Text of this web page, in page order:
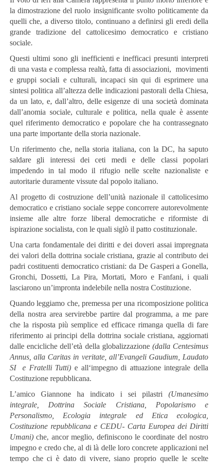
la dimostrazione del ruolo insignificante svolto politicamente da
quelli che, a diverso titolo, continuano a definirsi gli eredi della
grande tradizione del cattolicesimo democratico e cristiano
sociale.
Questi ultimi sono gli inefficienti e inefficaci presunti interpreti
di una vasta e complessa realtà, fatta di associazioni, movimenti
e gruppi sociali e culturali, incapaci sin qui di esprimere una
sintesi politica all’altezza delle indicazioni pastorali della Chiesa,
da un lato, e, dall’altro, delle esigenze di una società dominata
dall’anomia sociale, culturale e politica, nella quale è assente
quel riferimento democratico e popolare che ha contrassegnato
una parte importante della storia nazionale.
Un riferimento che, nella storia italiana, con la DC, ha saputo
saldare gli interessi dei ceti medi e delle classi popolari
impedendo in tal modo il rifugio nelle scelte nazionaliste e
autoritarie duramente vissute dal popolo italiano.
Al progetto di costruzione dell’unità nazionale il cattolicesimo
democratico e cristiano sociale seppe concorrere autorevolmente
insieme alle altre forze liberal democratiche e riformiste di
ispirazione socialista, con le quali siglò il patto costituzionale.
Una carta fondamentale dei diritti e dei doveri assai impregnata
dei valori della dottrina sociale cristiana, grazie al contributo dei
padri costituenti democratico cristiani: da De Gasperi a Gonella,
Gronchi, Dossetti, La Pira, Mortati, Moro e Fanfani, i quali
lasciarono un’impronta indelebile nella nostra Costituzione.
Quando leggiamo che, premessa per una ricomposizione politica
della nostra area servirebbe partire dal programma, a me pare
che la risposta più semplice ed efficace rimanga quella di fare
riferimento ai principi della dottrina sociale cristiana, aggiornati
dalle encicliche dell’età della globalizzazione (dalla Centesimus
Annus, alla Caritas in veritate, all’Evangeli Gaudium, Laudato
SI e Fratelli Tutti) e all‘impegno di attuazione integrale della
Costituzione repubblicana.
L’amico Giannone ha indicato i sei pilastri (Umanesimo
integrale, Dottrina Sociale Cristiana, Popolarismo e
Personalismo, Ecologia integrale ed Etica ecologica,
Costituzione repubblicana e CEDU- Carta Europea dei Diritti
Umani) che, ancor meglio, definiscono le coordinate del nostro
impegno e credo che, al di là delle loro concrete applicazioni nel
tempo che ci è dato di vivere, siano proprio quelle le scelte